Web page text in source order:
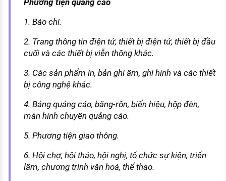
Phương tiện quảng cáo
1. Báo chí.
2. Trang thông tin điện tử, thiết bị điện tử, thiết bị đầu
cuối và các thiết bị viễn thông khác.
3. Các sản phẩm in, bản ghi âm, ghi hình và các thiết
bị công nghệ khác.
4. Bảng quảng cáo, băng-rôn, biển hiệu, hộp đèn,
màn hình chuyên quảng cáo.
5. Phương tiện giao thông.
6. Hội chợ, hội thảo, hội nghị, tổ chức sự kiện, triển
lãm, chương trình văn hoá, thể thao.